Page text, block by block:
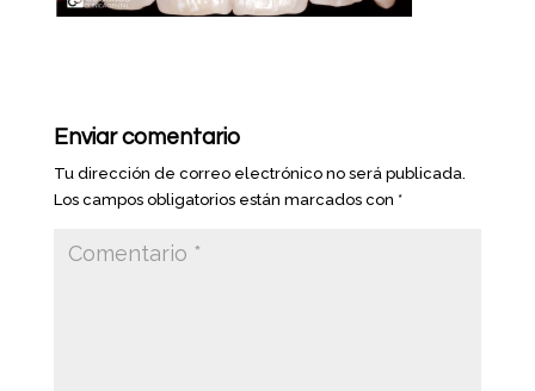
Enviar comentario
Tu dirección de correo electrónico no será publicada.
Los campos obligatorios están marcados con *